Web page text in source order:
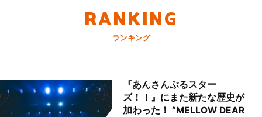
RANKING
ランキング
『あんさんぶるスター
ズ！！』にまた新たな歴史が
加わった！ “MELLOW DEAR